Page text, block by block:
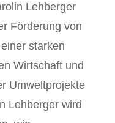
Lehberger
Förderung von
starken
Wirtschaft und
Umweltprojekte
Lehberger wird